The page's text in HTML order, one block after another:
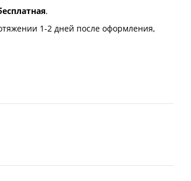
.
1-2 дней после оформления,